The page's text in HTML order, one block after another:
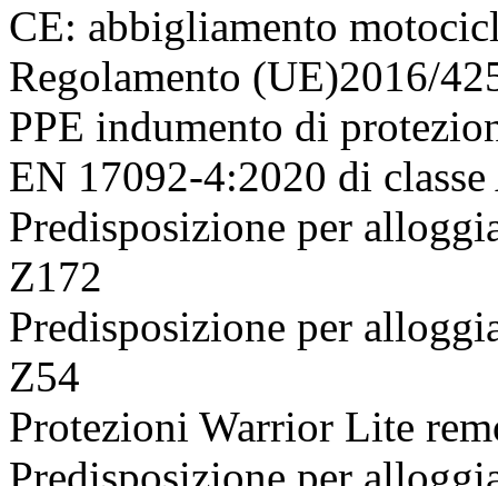
CE: abbigliamento
Regolamento (UE)2016/
PPE indumento di
EN 17092-4:2020 di classe
Predisposizione per
Z172
Predisposizione per
Z54
Protezioni Warrior Lite
Predisposizione per